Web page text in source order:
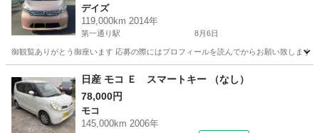
デイズ
119,000km 2014年
第一通り駅 8月6日
御観覧ありがとう御座います 応募の際にはプロフィールを読んでからお願い致します
第一通り駅 DAYS
日産 モコ Ｅ スマートキー （なし）
78,000円
モコ
145,000km 2006年